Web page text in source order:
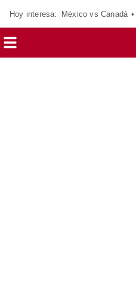
Hoy interesa: México vs Canadá